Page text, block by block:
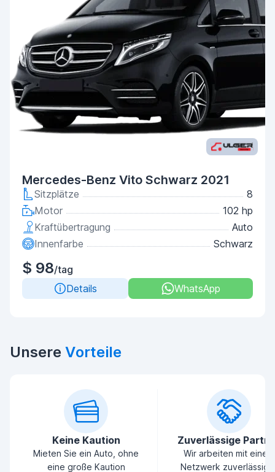
Mercedes-Benz Vito Schwarz 2021
Sitzplätze
8
Motor
102 hp
Kraftübertragung
Auto
Innenfarbe
Schwarz
$ 98/tag
Details
WhatsApp
Unsere Vorteile
Keine Kaution
Mieten Sie ein Auto, ohne
eine große Kaution
Zuverlässige
Wir arbeiten mit einem
Netzwerk